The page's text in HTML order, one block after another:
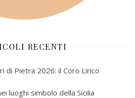
RECENTI
di Pietra 2026: il Coro Lirico
luoghi simbolo della Sicilia